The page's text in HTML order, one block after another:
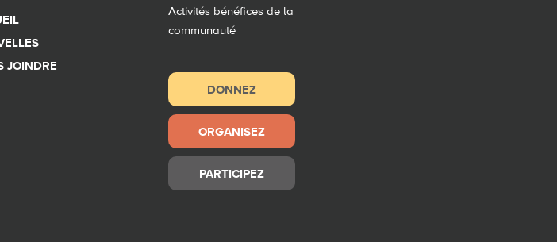
JOINDRE
Activités bénéfices de la
communauté
DONNEZ
ORGANISEZ
PARTICIPEZ